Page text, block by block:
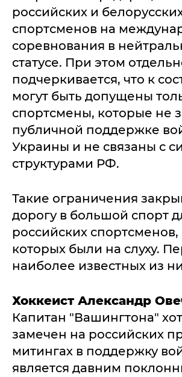
российских и
спортсменов на
соревнования в
статусе. При этом
подчеркивается, что к
могут быть допущены
спортсмены, которые не
публичной поддержке
Украины и не связаны с
структурами РФ.
Такие ограничения
дорогу в большой спорт
российских
которых были на слуху.
наиболее известных из
Хоккеист Александр
Капитан "Вашингтона"
замечен на российских
митингах в поддержку
является давним